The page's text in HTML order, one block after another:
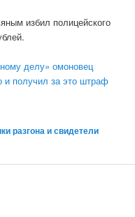
избил полицейского
делу» омоновец
и получил за это штраф
разгона и свидетели